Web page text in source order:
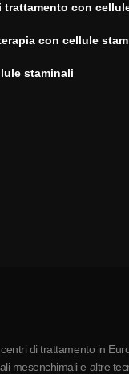
trattamento con
con cellule
staminali
di trattamento in
mesenchimali e altre